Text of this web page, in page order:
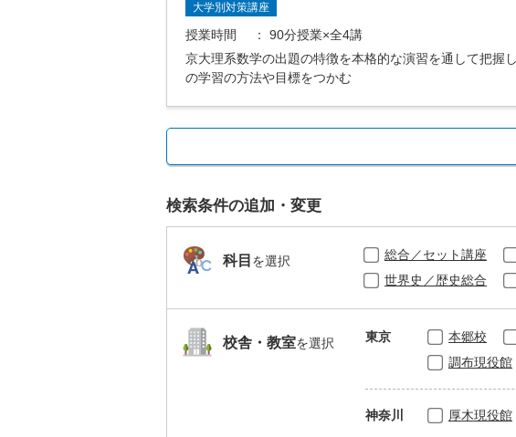
大学別対策講座
授業時間
： 90分授業×全4講
京大理系数学の出題の特徴を本格的な演習を通して把握
の学習の方法や目標をつかむ
検索条件の追加・変更
科目 を選択 総合／セット講座
世界史／歴史総合
校舎・教室を選択 東京 本郷校
調布現役館
神奈川 厚木現役館